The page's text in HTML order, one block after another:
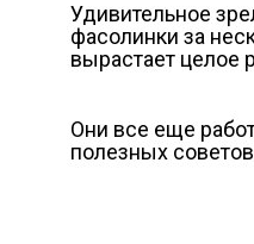
Удивительное
фасолинки за
вырастает целое
Они все еще
полезных советов